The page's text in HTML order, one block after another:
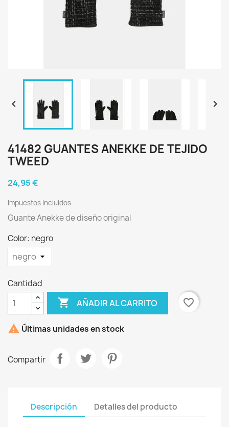
 
41482 GUANTES ANEKKE DE TEJIDO
TWEED
24,95 €
Impuestos incluidos
Guante Anekke de diseño original
Color: negro
Cantidad
 AÑADIR AL CARRITO favorite_border
 Últimas unidades en stock
Compartir
Descripción Detalles del producto
Crear lista de deseos ×